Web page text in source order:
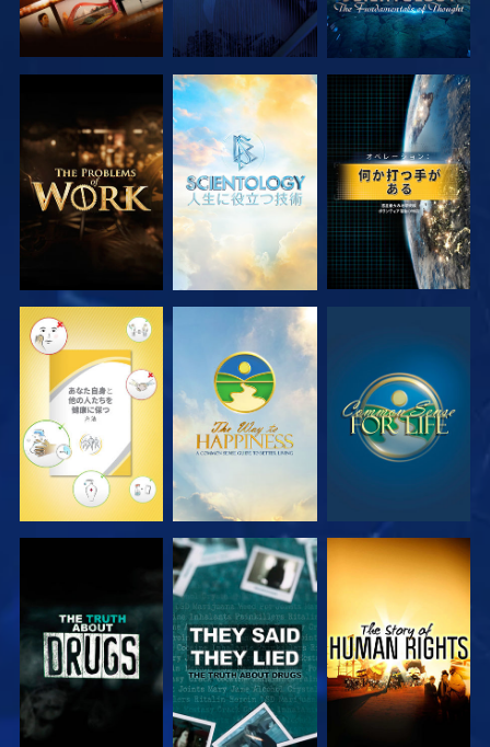
シリーズを探求 シリーズを探求 観る
観る 観る 観る
観る 観る